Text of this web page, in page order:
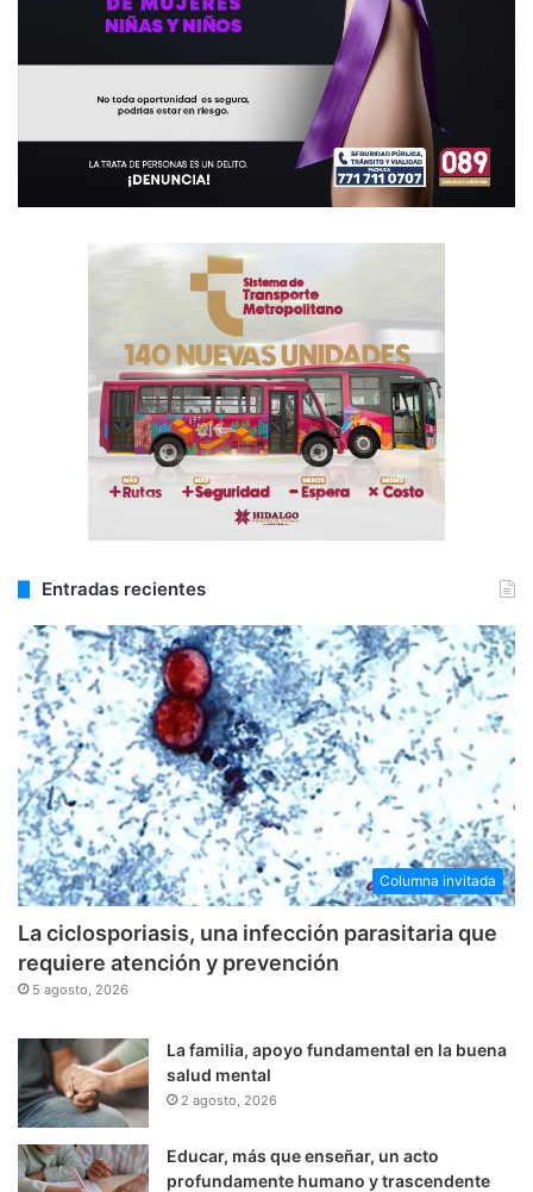
Entradas recientes
Columna invitada
La ciclosporiasis, una infección parasitaria que
requiere atención y prevención
5 agosto, 2026
La familia, apoyo fundamental en la buena
salud mental
2 agosto, 2026
Educar, más que enseñar, un acto
profundamente humano y trascendente